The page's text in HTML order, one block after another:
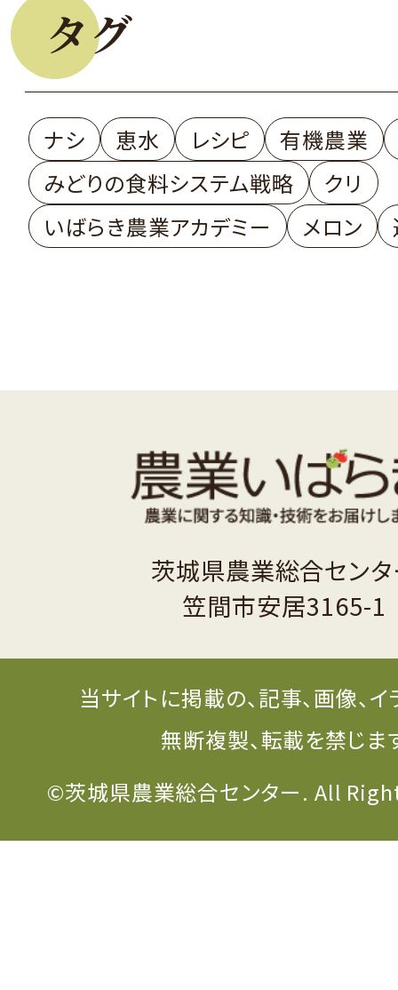
タグ
ナシ 恵水 レシピ
有機農業
みどりの食料システム戦略
クリ
いばらき農業アカデミー
メロン
茨城県農業総合セン
笠間市安居3165-1
当サイトに掲載の、記事、画像、
無断複製、転載を禁じま
©茨城県農業総合センター. All